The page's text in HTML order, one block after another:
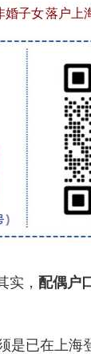
婚子女 落户上
， 配偶户
已在上海